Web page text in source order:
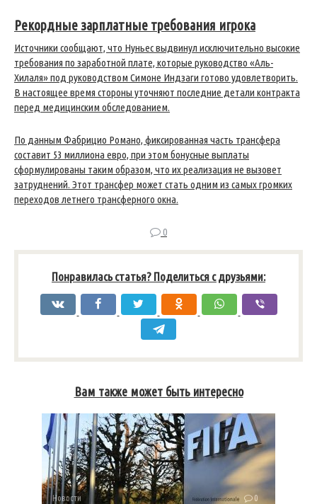
Рекордные зарплатные требования игрока
Источники сообщают, что Нуньес выдвинул исключительно высокие
требования по заработной плате, которые руководство «Аль-
Хилаля» под руководством Симоне Индзаги готово удовлетворить.
В настоящее время стороны уточняют последние детали контракта
перед медицинским обследованием.
По данным Фабрицио Романо, фиксированная часть трансфера
составит 53 миллиона евро, при этом бонусные выплаты
сформулированы таким образом, что их реализация не вызовет
затруднений. Этот трансфер может стать одним из самых громких
переходов летнего трансферного окна.
0
Понравилась статья? Поделиться с друзьями:
Вам также может быть интересно
Новости 0